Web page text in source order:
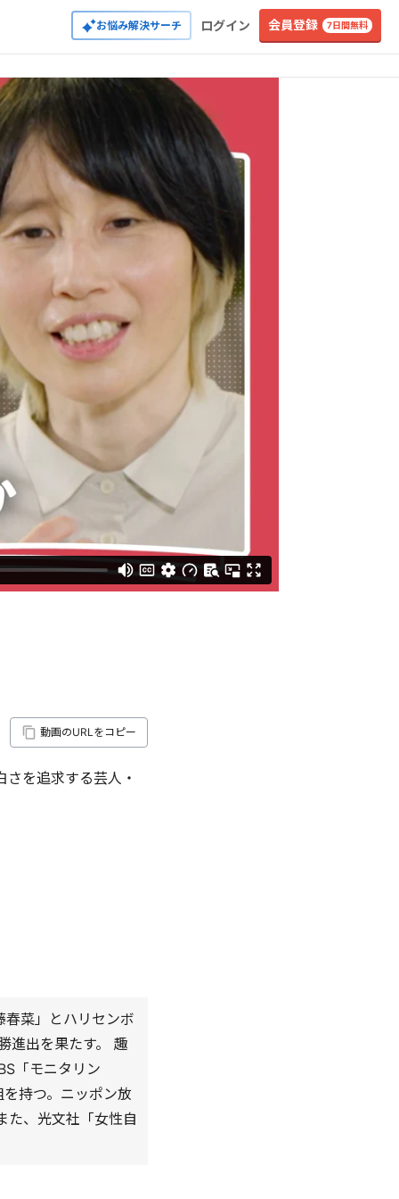
お悩み解決サーチ ログイン 会員登録 7日間無料
動画のURLをコピー
を追求する芸人・
菜」とハリセンボ
進出を果たす。 趣
「モニタリン
持つ。ニッポン放
た、光文社「女性自